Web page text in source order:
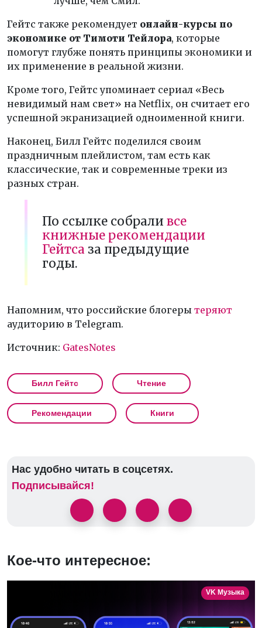
Гейтс также рекомендует онлайн-курсы по
экономике от Тимоти Тейлора, которые
помогут глубже понять принципы экономики и
их применение в реальной жизни.
Кроме того, Гейтс упоминает сериал «Весь
невидимый нам свет» на Netflix, он считает его
успешной экранизацией одноименной книги.
Наконец, Билл Гейтс поделился своим
праздничным плейлистом, там есть как
классические, так и современные треки из
разных стран.
По ссылке собрали все
книжные рекомендации
Гейтса за предыдущие
годы.
Напомним, что российские блогеры теряют
аудиторию в Telegram.
Источник: GatesNotes
Билл Гейтс Чтение
Рекомендации Книги
Нас удобно читать в соцсетях.
Подписывайся!
Кое-что интересное:
VK Музыка